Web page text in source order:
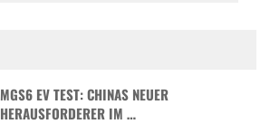
MGS6 EV TEST: CHINAS NEUER
HERAUSFORDERER IM …